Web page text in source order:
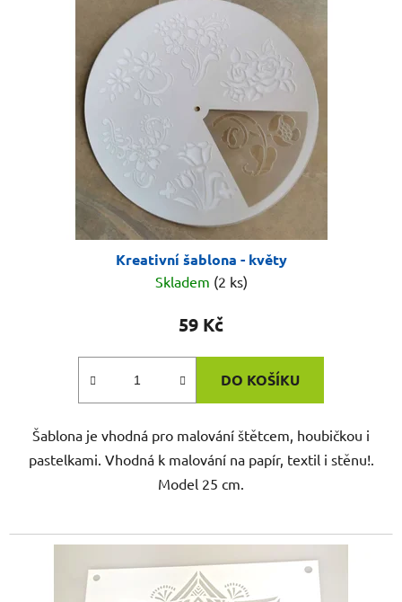
Kreativní šablona - květy
Skladem (2 ks)
59 Kč
DO KOŠÍKU
Šablona je vhodná pro malování štětcem, houbičkou i
pastelkami. Vhodná k malování na papír, textil i stěnu!.
Model 25 cm.